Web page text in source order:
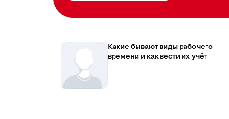
Какие бывают виды рабочего
времени и как вести их учёт